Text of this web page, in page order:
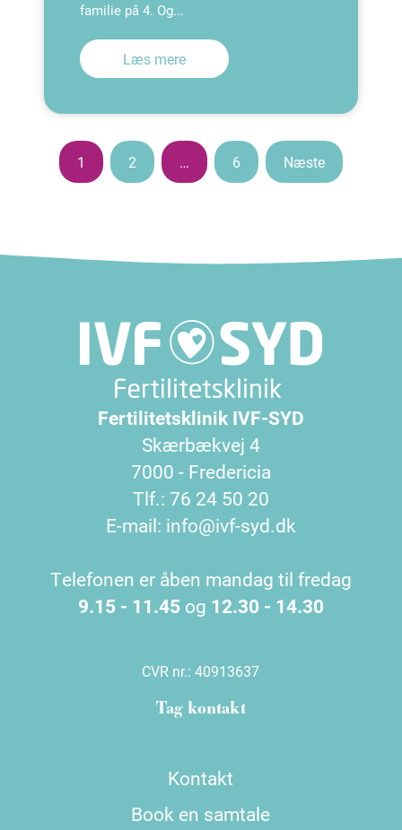
familie på 4. Og...
Læs mere
Indlægsinddeling
1 2 … 6 Næste
Fertilitetsklinik IVF-SYD
Skærbækvej 4
7000 - Fredericia
Tlf.: 76 24 50 20
E-mail: info@ivf-syd.dk
Telefonen er åben mandag til fredag
9.15 - 11.45 og 12.30 - 14.30
CVR nr.:40913637
Tag kontakt
Kontakt
Book en samtale